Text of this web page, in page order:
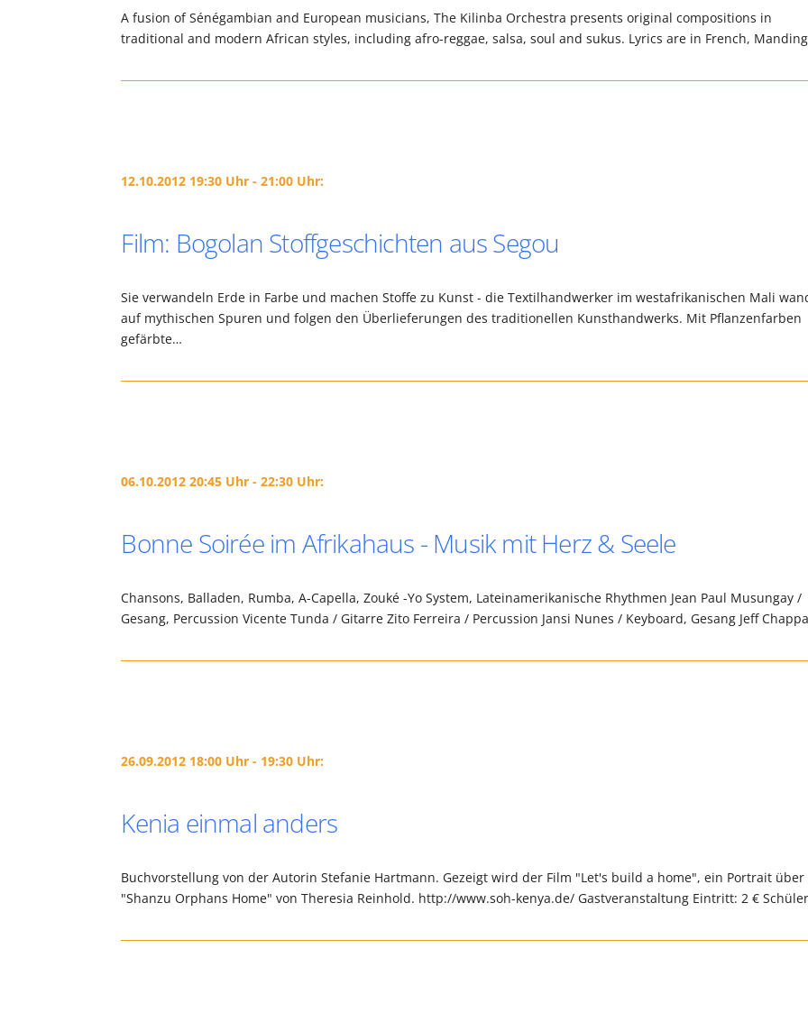
A fusion of Sénégambian and European musicians, The Kilinba Orchestra presents original compositions in
traditional and modern African styles, including afro-reggae, salsa, soul and sukus. Lyrics are in French,
12.10.2012 19:30 Uhr - 21:00 Uhr:
Film: Bogolan Stoffgeschichten aus Segou
Sie verwandeln Erde in Farbe und machen Stoffe zu Kunst - die Textilhandwerker im westafrikanischen Mali
auf mythischen Spuren und folgen den Überlieferungen des traditionellen Kunsthandwerks. Mit Pflanzenfarben
gefärbte…
06.10.2012 20:45 Uhr - 22:30 Uhr:
Bonne Soirée im Afrikahaus - Musik mit Herz & Seele
Chansons, Balladen, Rumba, A-Capella, Zouké -Yo System, Lateinamerikanische Rhythmen Jean Paul Musungay /
Gesang, Percussion Vicente Tunda / Gitarre Zito Ferreira / Percussion Jansi Nunes / Keyboard, Gesang Jeff
26.09.2012 18:00 Uhr - 19:30 Uhr:
Kenia einmal anders
Buchvorstellung von der Autorin Stefanie Hartmann. Gezeigt wird der Film "Let's build a home", ein Portrait über
"Shanzu Orphans Home" von Theresia Reinhold. http://www.soh-kenya.de/ Gastveranstaltung Eintritt: 2 €